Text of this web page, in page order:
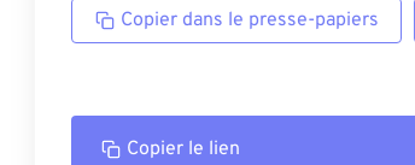
Copier dans le presse-papiers
Copier le lien